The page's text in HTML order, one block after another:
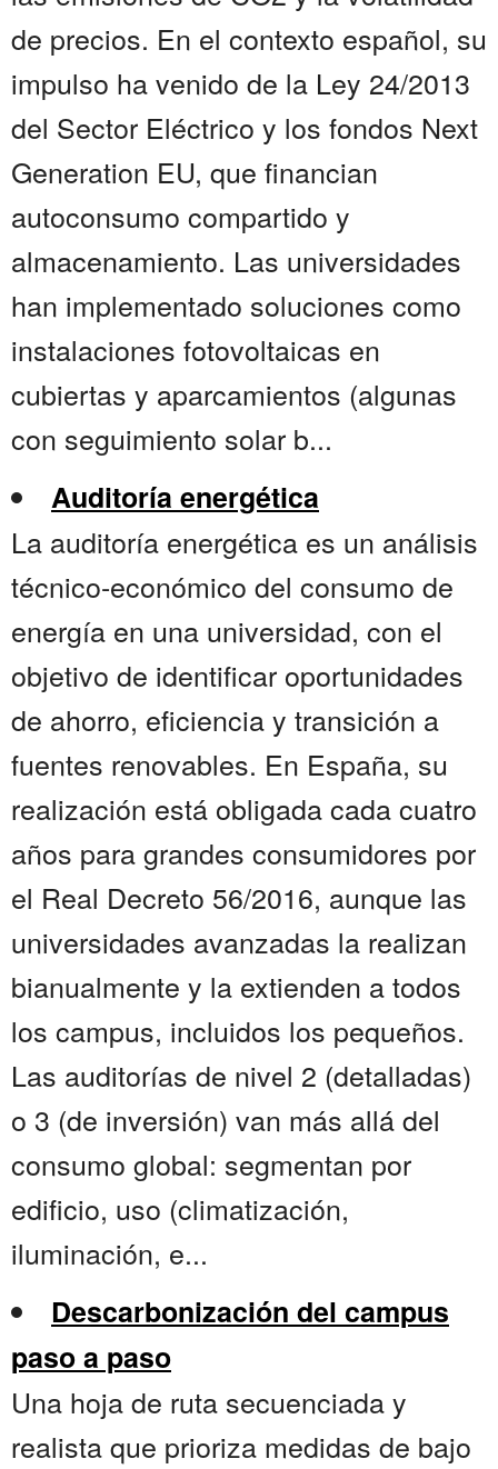
de precios. En el contexto español, su
impulso ha venido de la Ley 24/2013
del Sector Eléctrico y los fondos Next
Generation EU, que financian
autoconsumo compartido y
almacenamiento. Las universidades
han implementado soluciones como
instalaciones fotovoltaicas en
cubiertas y aparcamientos (algunas
con seguimiento solar b...
Auditoría energética
La auditoría energética es un análisis
técnico-económico del consumo de
energía en una universidad, con el
objetivo de identificar oportunidades
de ahorro, eficiencia y transición a
fuentes renovables. En España, su
realización está obligada cada cuatro
años para grandes consumidores por
el Real Decreto 56/2016, aunque las
universidades avanzadas la realizan
bianualmente y la extienden a todos
los campus, incluidos los pequeños.
Las auditorías de nivel 2 (detalladas)
o 3 (de inversión) van más allá del
consumo global: segmentan por
edificio, uso (climatización,
iluminación, e...
Descarbonización del campus
paso a paso
Una hoja de ruta secuenciada y
realista que prioriza medidas de bajo